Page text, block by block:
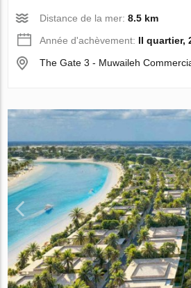
Distance de la mer:8.5 km
Année d'achèvement: II quartier,
The Gate 3 - Muwaileh